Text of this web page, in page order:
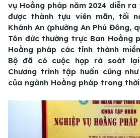
vụ Hoằng pháp năm 2024 diễn
được thành tựu viên mãn, tối
Khánh An (phường An Phú Đông,
Tôn đức thường trực Ban Hoằng
Hoằng pháp các tỉnh thành
Bộ đã có cuộc họp rà soát
Chương trình tập huấn cũng
của ngành Hoằng pháp trong